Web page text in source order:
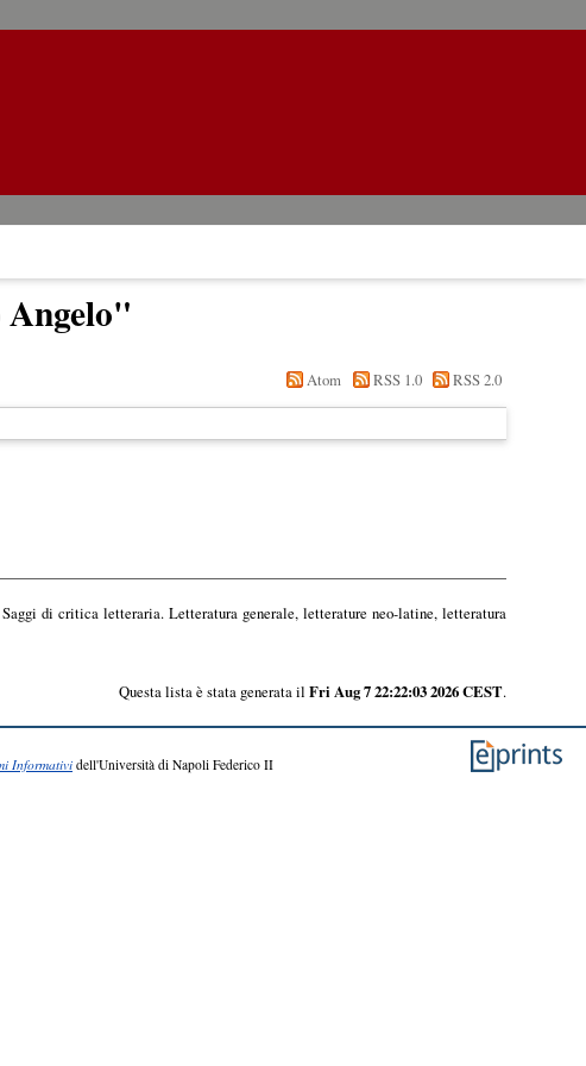
"
Atom RSS 1.0 RSS 2.0
di critica letteraria. Letteratura generale, letterature neo-latine, letteratura
Questa lista è stata generata il Fri Aug 7 22:22:03 2026 CEST.
Informatividell'Università di Napoli Federico II